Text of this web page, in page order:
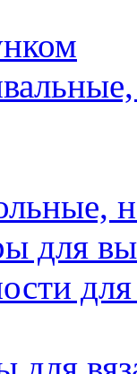
для